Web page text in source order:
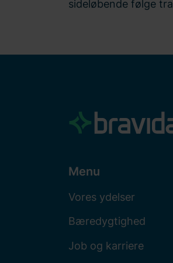
sideløbende følge
Menu
Vores ydelser
Bæredygtighed
Job og karriere